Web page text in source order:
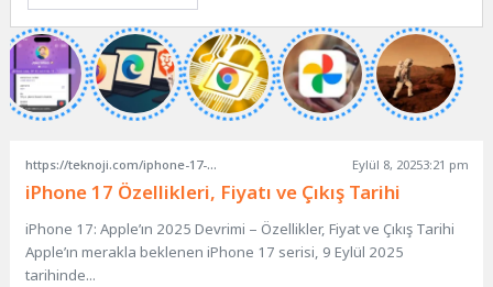
https://teknoji.com/iphone-17-ozellikleri/ Eylül 8, 20253:21 pm
iPhone 17 Özellikleri, Fiyatı ve Çıkış Tarihi
iPhone 17: Apple’ın 2025 Devrimi – Özellikler, Fiyat ve Çıkış Tarihi
Apple’ın merakla beklenen iPhone 17 serisi, 9 Eylül 2025
tarihinde...